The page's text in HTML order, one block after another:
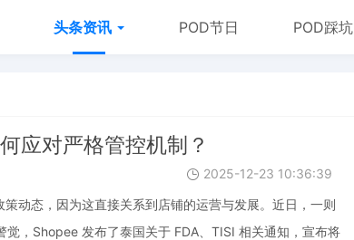
头条资讯 POD节日 POD踩坑
应对严格管控机制？
2025-12-23 10:36:39
动态，因为这直接关系到店铺的运营与发展。近日，一则
，Shopee 发布了泰国关于 FDA、TISI 相关通知，宣布将